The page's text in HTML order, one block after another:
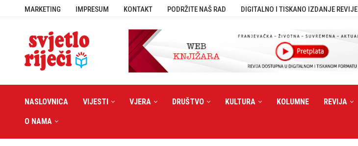
MARKETING IMPRESUM KONTAKT PODRŽITE NAŠ RAD DIGITALNO I TISKANO IZDANJE REVIJE
NASLOVNICA VIJESTI VJERA DRUŠTVO KULTURA KOLUMNE REVIJA
O NAMA